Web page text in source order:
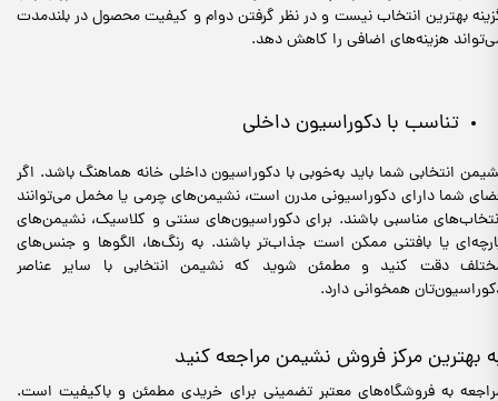
بهترین انتخاب نیست و در نظر گرفتن دوام و کیفیت محصول در بلندمدت
هزینه‌های اضافی را کاهش دهد.
تناسب با دکوراسیون داخلی
انتخابی شما باید به‌خوبی با دکوراسیون داخلی خانه هماهنگ باشد. اگر
شما دارای دکوراسیونی مدرن است، نشیمن‌های چرمی یا مخمل می‌توانند
مناسبی باشند. برای دکوراسیون‌های سنتی و کلاسیک، نشیمن‌های
یا بافتنی ممکن است جذاب‌تر باشند. به رنگ‌ها، الگوها و جنس‌های
دقت کنید و مطمئن شوید که نشیمن انتخابی با سایر عناصر
همخوانی دارد.
بهترین مرکز فروش نشیمن مراجعه کنید
به فروشگاه‌های معتبر تضمینی برای خریدی مطمئن و باکیفیت است.